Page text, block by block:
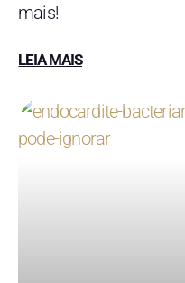
mais!
LEIA MAIS